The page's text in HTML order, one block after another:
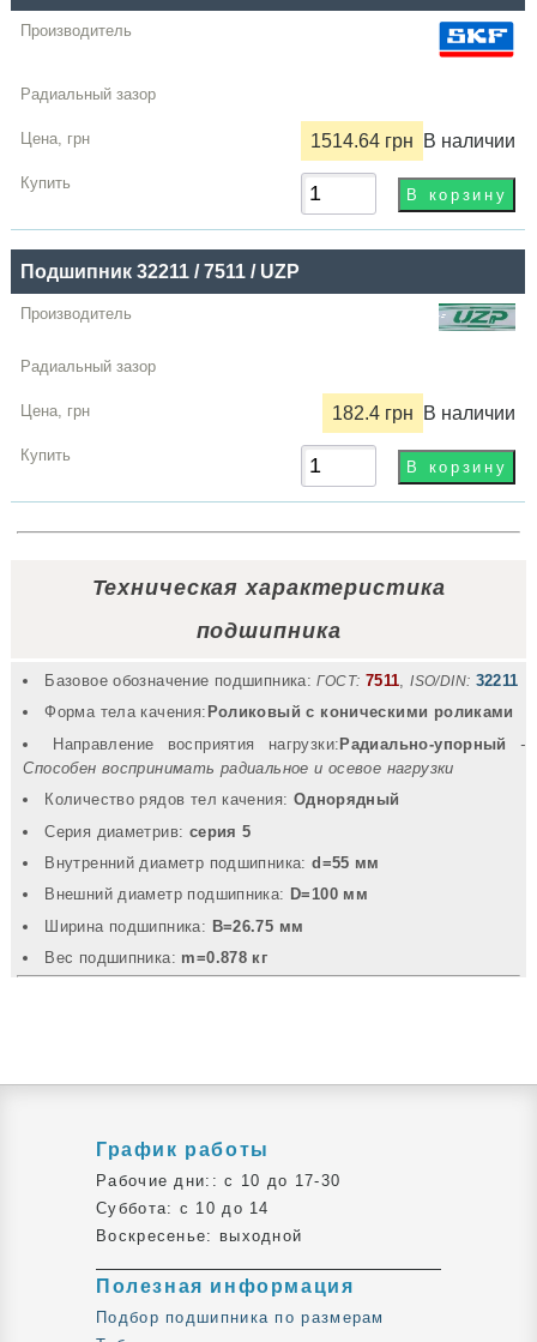
1514.64 грн В наличии
Подшипник 32211 / 7511 / UZP
182.4 грн В наличии
Техническая характеристика
подшипника
Базовое обозначение подшипника: ГОСТ: 7511,ISO/DIN: 32211
Форма тела качения: Роликовый с коническими роликами
Направление восприятия нагрузки: Радиально-упорный
-
Способен воспринимать радиальное и осевое нагрузки
Количество рядов тел качения: Однорядный
Серия диаметрив: серия 5
Внутренний диаметр подшипника:d=55 мм
Внешний диаметр подшипника: D=100 мм
Ширина подшипника: B=26.75 мм
Вec подшипника: m=0.878 кг
График работы
Рабочие дни:: c 10 до 17-30
Суббота: c 10 до 14
Воскресенье: выходной
Полезная информация
Подбор подшипника по размерам